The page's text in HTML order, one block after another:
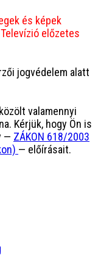
és képek
előzetes
jogvédelem alatt
valamennyi
Kérjük, hogy Ön is
— ZÁKON 618/2003
— előírásait.